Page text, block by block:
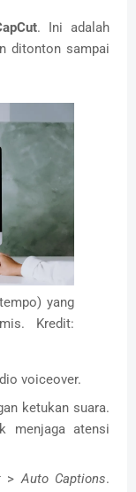
. Ini adalah
ditonton sampai
yang
Kredit:
voiceover.
ketukan suara.
menjaga atensi
>Auto Captions.